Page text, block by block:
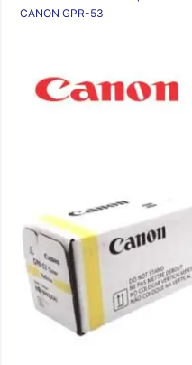
CANON GPR-53